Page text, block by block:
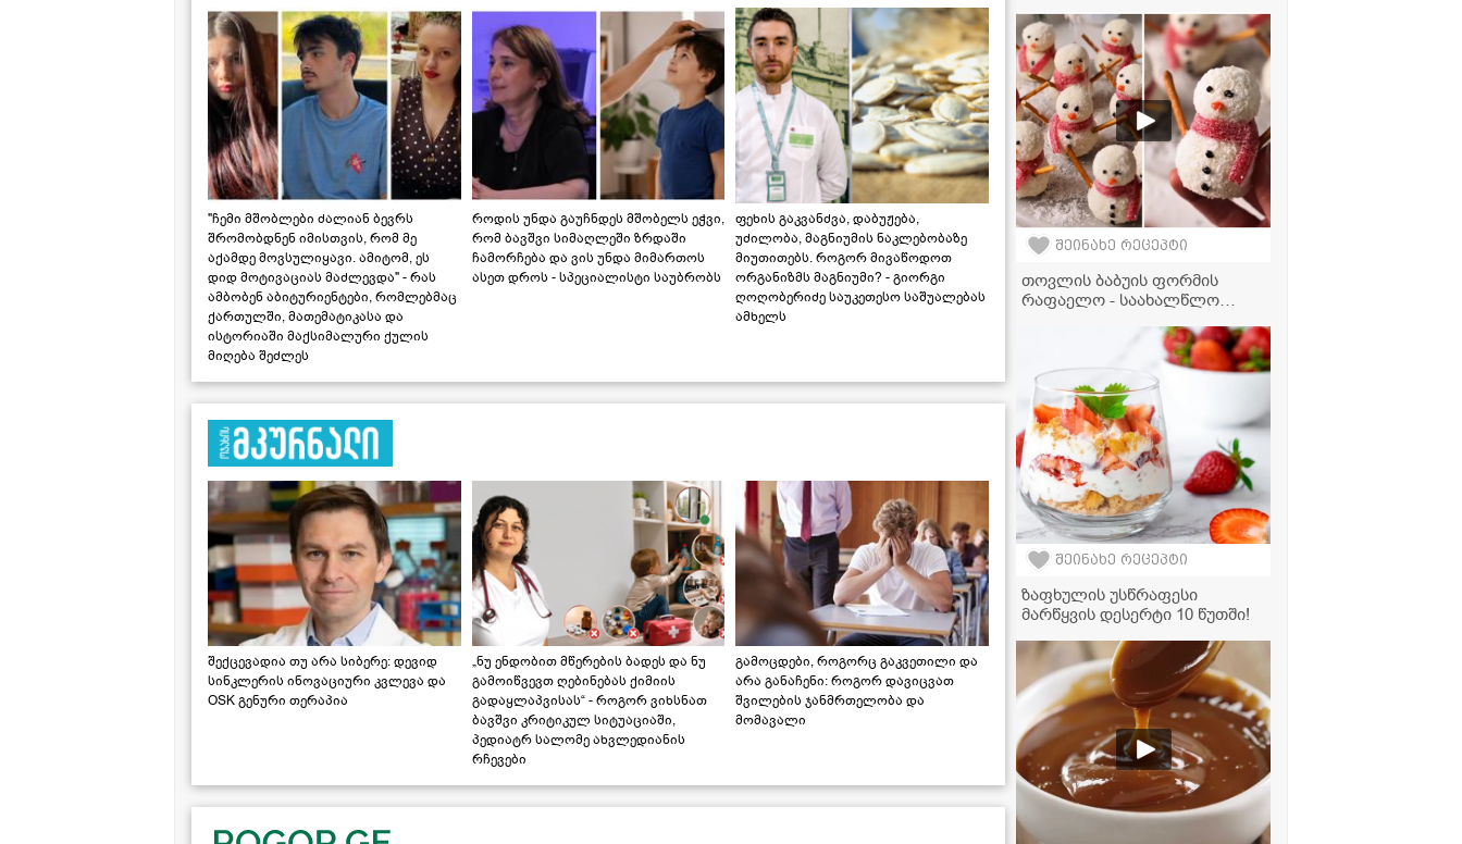
"ჩემი მშობლები ძალიან ბევრს
შრომობდნენ იმისთვის, რომ მე
აქამდე მოვსულიყავი. ამიტომ, ეს
დიდ მოტივაციას მაძლევდა" - რას
ამბობენ აბიტურიენტები, რომლებმაც
ქართულში, მათემატიკასა და
ისტორიაში მაქსიმალური ქულის
მიღება შეძლეს
როდის უნდა გაუჩნდეს მშობელს ეჭვი,
რომ ბავშვი სიმაღლეში ზრდაში
ჩამორჩება და ვის უნდა მიმართოს
ასეთ დროს - სპეციალისტი საუბრობს
ფეხის გაკვანძვა, დაბუჟება,
უძილობა, მაგნიუმის ნაკლებობაზე
მიუთითებს. როგორ მივაწოდოთ
ორგანიზმს მაგნიუმი? - გიორგი
ღოღობერიძე საუკეთესო საშუალებას
ამხელს
შექცევადია თუ არა სიბერე: დევიდ
სინკლერის ინოვაციური კვლევა და
OSK გენური თერაპია
„ნუ ენდობით მწერების ბადეს და ნუ
გამოიწვევთ ღებინებას ქიმიის
გადაყლაპვისას“ - როგორ ვიხსნათ
ბავშვი კრიტიკულ სიტუაციაში,
პედიატრ სალომე ახვლედიანის
რჩევები
გამოცდები, როგორც გაკვეთილი და
არა განაჩენი: როგორ დავიცვათ
შვილების ჯანმრთელობა და
მომავალი
მზადდება" - ქათამი ბრინჯთან
ერთად ტკბილ-ცხარე სოუსში
შეინახე რეცეპტი
თოვლის ბაბუის ფორმის
რაფაელო - საახალწლო
უმარტივესად მზადდება!
შეინახე რეცეპტი
ზაფხულის უსწრაფესი
მარწყვის დესერტი 10 წუთში!